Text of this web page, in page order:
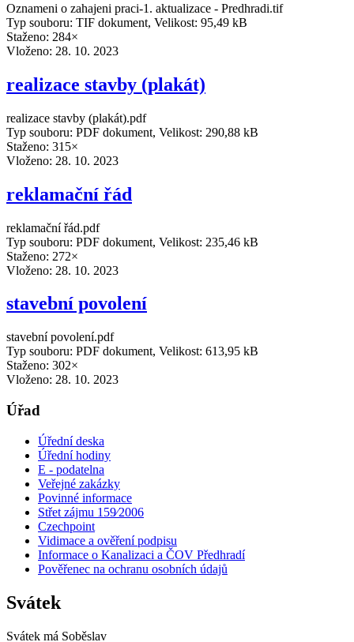
Oznameni o zahajeni praci-1. aktualizace - Predhradi.tif
Typ souboru: TIF dokument, Velikost: 95,49 kB
Staženo: 284×
Vloženo: 28. 10. 2023
realizace stavby (plakát)
realizace stavby (plakát).pdf
Typ souboru: PDF dokument, Velikost: 290,88 kB
Staženo: 315×
Vloženo: 28. 10. 2023
reklamační řád
reklamační řád.pdf
Typ souboru: PDF dokument, Velikost: 235,46 kB
Staženo: 272×
Vloženo: 28. 10. 2023
stavební povolení
stavební povolení.pdf
Typ souboru: PDF dokument, Velikost: 613,95 kB
Staženo: 302×
Vloženo: 28. 10. 2023
Úřad
Úřední deska
Úřední hodiny
E - podatelna
Veřejné zakázky
Povinné informace
Střet zájmu 159⁄2006
Czechpoint
Vidimace a ověření podpisu
Informace o Kanalizaci a ČOV Předhradí
Pověřenec na ochranu osobních údajů
Svátek
Svátek má Soběslav